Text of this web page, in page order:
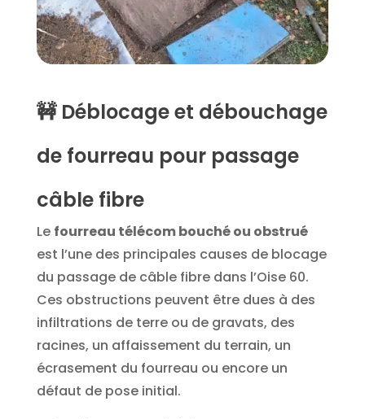
🚧 Déblocage et débouchage
de fourreau pour passage
câble fibre
Le fourreau télécom bouché ou obstrué
est l’une des principales causes de blocage
du passage de câble fibre dans l’Oise 60.
Ces obstructions peuvent être dues à des
infiltrations de terre ou de gravats, des
racines, un affaissement du terrain, un
écrasement du fourreau ou encore un
défaut de pose initial.